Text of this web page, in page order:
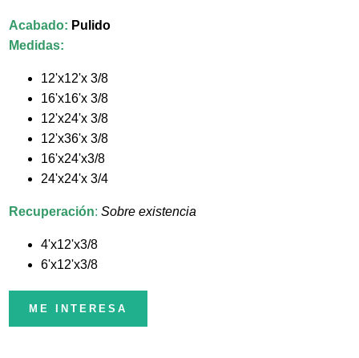
Acabado: Pulido
Medidas:
12'x12'x 3/8
16'x16'x 3/8
12'x24'x 3/8
12'x36'x 3/8
16'x24'x3/8
24'x24'x 3/4
Recuperación: Sobre existencia
4'x12'x3/8
6'x12'x3/8
ME INTERESA